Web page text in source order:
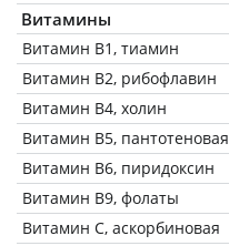
Витамины
Витамин В1, тиамин
Витамин В2, рибофлавин
Витамин В4, холин
Витамин В5, пантотеновая
Витамин В6, пиридоксин
Витамин В9, фолаты
Витамин C, аскорбиновая